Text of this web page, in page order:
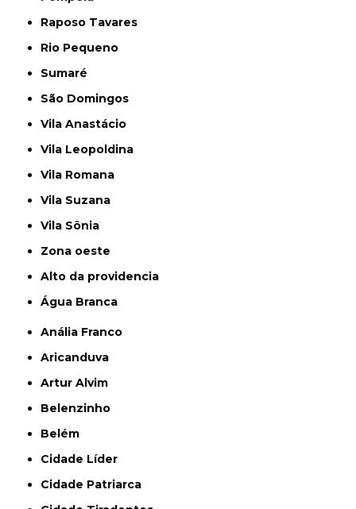
Raposo Tavares
Rio Pequeno
Sumaré
São Domingos
Vila Anastácio
Vila Leopoldina
Vila Romana
Vila Suzana
Vila Sônia
Zona oeste
alto da providencia
Água Branca
Anália Franco
Aricanduva
Artur Alvim
Belenzinho
Belém
Cidade Líder
Cidade Patriarca